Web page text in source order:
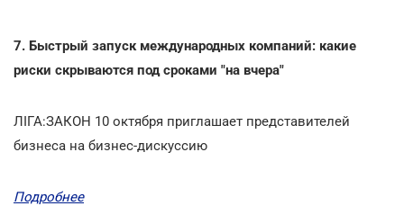
7. Быстрый запуск международных компаний: какие
риски скрываются под сроками "на вчера"
ЛІГА:ЗАКОН 10 октября приглашает представителей
бизнеса на бизнес-дискуссию
Подробнее